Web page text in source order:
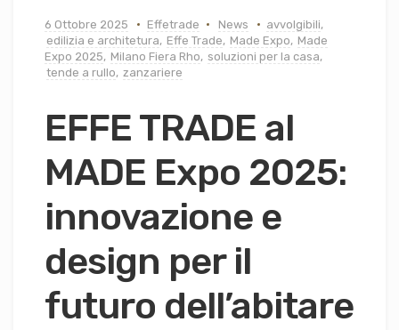
6 Ottobre 2025 Effetrade News avvolgibili,
edilizia e architetura, Effe Trade, Made Expo, Made
Expo 2025, Milano Fiera Rho, soluzioni per la casa,
tende a rullo, zanzariere
EFFE TRADE al
MADE Expo 2025:
innovazione e
design per il
futuro dell’abitare